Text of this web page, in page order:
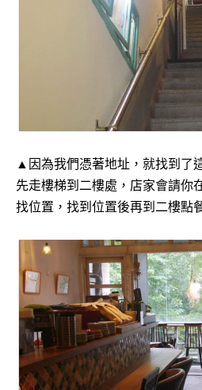
▲因為我們憑著地址，就找到了
先走樓梯到二樓處， 店家會請你
找位置，找到位置後再到二樓點